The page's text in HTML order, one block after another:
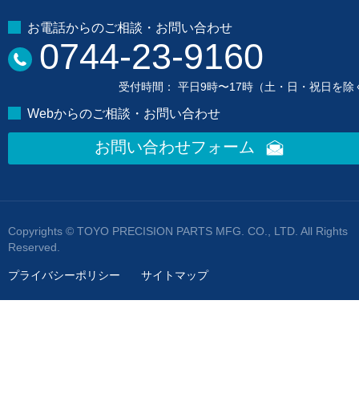
お電話からのご相談・お問い合わせ
0744-23-9160
受付時間： 平日9時〜17時（土・日・祝日を除
Webからのご相談・お問い合わせ
お問い合わせフォーム
Copyrights © TOYO PRECISION PARTS MFG. CO., LTD. All Rights
Reserved.
プライバシーポリシー サイトマップ